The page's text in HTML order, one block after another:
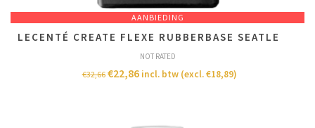
AANBIEDING
LECENTÉ CREATE FLEXE RUBBERBASE SEATLE
NOT RATED
€32,66 €22,86 incl. btw (excl.€18,89)